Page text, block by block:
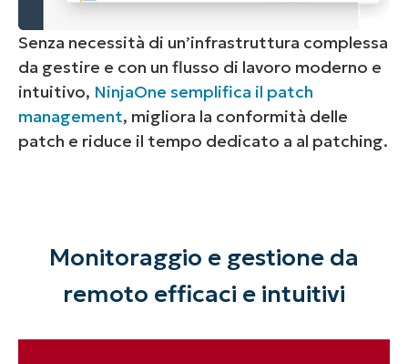
Senza necessità di un’infrastruttura complessa
da gestire e con un flusso di lavoro moderno e
intuitivo, NinjaOne semplifica il patch
management, migliora la conformità delle
patch e riduce il tempo dedicato a al patching.
Monitoraggio e gestione da
remoto efficaci e intuitivi